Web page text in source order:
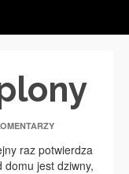
raz potwierdza
jest dziwny,